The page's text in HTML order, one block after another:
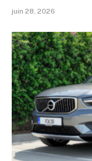
juin 28, 2026